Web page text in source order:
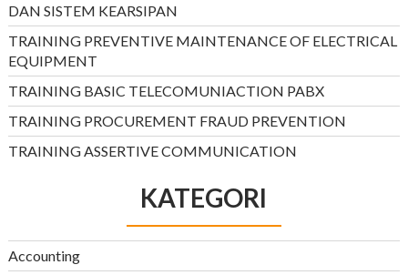
DAN SISTEM KEARSIPAN
TRAINING PREVENTIVE MAINTENANCE OF ELECTRICAL
EQUIPMENT
TRAINING BASIC TELECOMUNIACTION PABX
TRAINING PROCUREMENT FRAUD PREVENTION
TRAINING ASSERTIVE COMMUNICATION
KATEGORI
Accounting